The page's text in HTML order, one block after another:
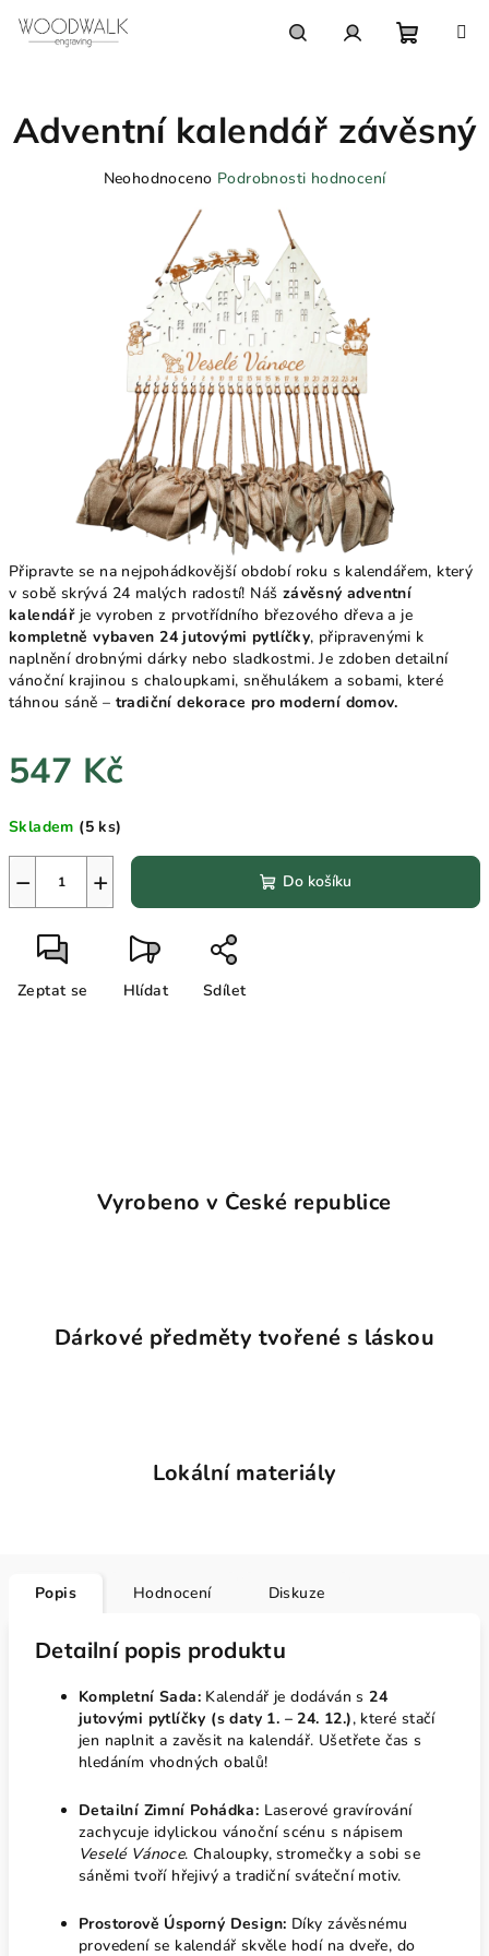
košík
Připravte se na nejpohádkovější období roku s kalendářem, který
v sobě skrývá 24 malých radostí! Náš závěsný adventní
kalendářje vyroben z prvotřídního březového dřeva a je
kompletně vybaven 24 jutovými pytlíčky, připravenými k
naplnění drobnými dárky nebo sladkostmi. Je zdoben detailní
vánoční krajinou s chaloupkami, sněhulákem a sobami, které
táhnou sáně – tradiční dekorace pro moderní domov.
547 Kč
cena:
Skladem (5 ks)
+
− Do košíku
Zeptat se Hlídat Sdílet
Adventní kalendář závěsný
Průměrné
hvězdiček.
Neohodnoceno Podrobnosti hodnocení
Vyrobeno v České republice
Dárkové předměty tvořené s láskou
Lokální materiály
Popis Hodnocení Diskuze
Detailní popis produktu
Kompletní Sada: Kalendář je dodáván s24
jutovými pytlíčky (s daty 1. – 24. 12.), které stačí
jen naplnit a zavěsit na kalendář. Ušetřete čas s
hledáním vhodných obalů!
Detailní Zimní Pohádka: Laserové gravírování
zachycuje idylickou vánoční scénu s nápisem
Veselé Vánoce. Chaloupky, stromečky a sobi se
sáněmi tvoří hřejivý a tradiční sváteční motiv.
Prostorově Úsporný Design: Díky závěsnému
provedení se kalendář skvěle hodí na dveře, do